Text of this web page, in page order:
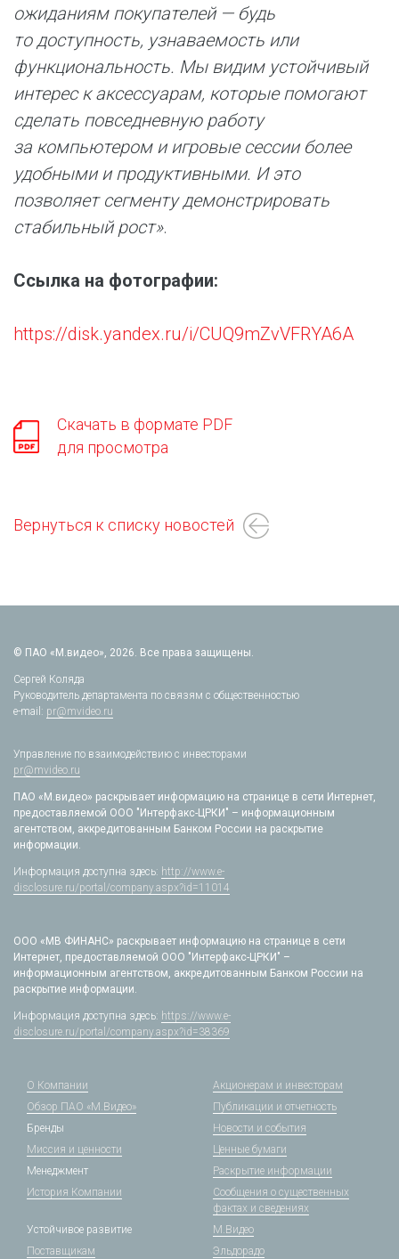
ожиданиям покупателей — будь
то доступность, узнаваемость или
функциональность. Мы видим устойчивый
интерес к аксессуарам, которые помогают
сделать повседневную работу
за компьютером и игровые сессии более
удобными и продуктивными. И это
позволяет сегменту демонстрировать
стабильный рост».
Ссылка на фотографии:
https://disk.yandex.ru/i/CUQ9mZvVFRYA6A
Скачать в формате PDF
для просмотра
Вернуться к списку новостей
© ПАО «М.видео», 2026. Все права защищены.
Сергей Коляда
Руководитель департамента по связям с общественностью
e-mail: pr@mvideo.ru
Управление по взаимодействию с инвесторами
pr@mvideo.ru
ПАО «М.видео» раскрывает информацию на странице в сети Интернет,
предоставляемой ООО "Интерфакс-ЦРКИ" – информационным
агентством, аккредитованным Банком России на раскрытие
информации.
Информация доступна здесь: http://www.e-
disclosure.ru/portal/company.aspx?id=11014
ООО «МВ ФИНАНС» раскрывает информацию на странице в сети
Интернет, предоставляемой ООО "Интерфакс-ЦРКИ" –
информационным агентством, аккредитованным Банком России на
раскрытие информации.
Информация доступна здесь: https://www.e-
disclosure.ru/portal/company.aspx?id=38369
О Компании
Обзор ПАО «М.Видео»
Бренды
Миссия и ценности
Менеджмент
История Компании
Акционерам и инвесторам
Публикации и отчетность
Новости и события
Ценные бумаги
Раскрытие информации
Сообщения о существенных
фактах и сведениях
Устойчивое развитие
Поставщикам
М.Видео
Эльдорадо